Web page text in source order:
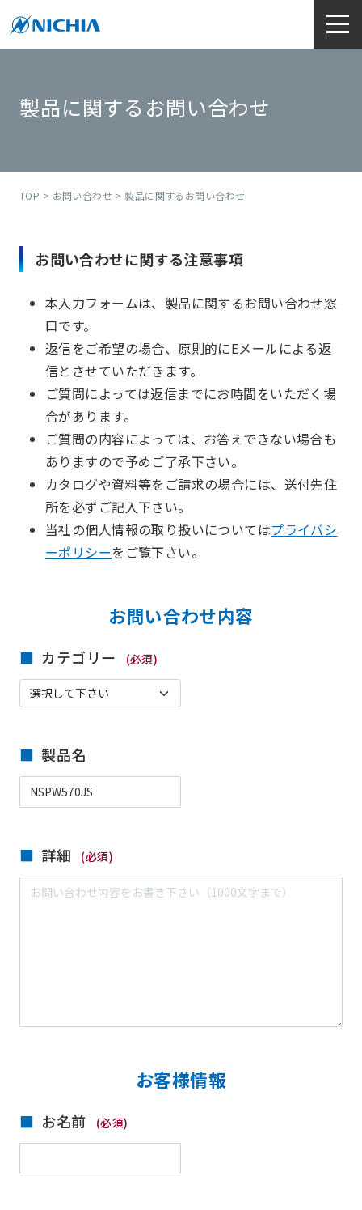
製品に関するお問い合わせ
TOP > お問い合わせ > 製品に関するお問い合わせ
お問い合わせに関する注意事項
本入力フォームは、製品に関するお問い合わせ窓
口です。
返信をご希望の場合、原則的にEメールによる返
信とさせていただきます。
ご質問によっては返信までにお時間をいただく場
合があります。
ご質問の内容によっては、お答えできない場合も
ありますので予めご了承下さい。
カタログや資料等をご請求の場合には、送付先住
所を必ずご記入下さい。
当社の個人情報の取り扱いについてはプライバシ
ーポリシーをご覧下さい。
お問い合わせ内容
カテゴリー (必須)
製品名
詳細 (必須)
お客様情報
お名前 (必須)